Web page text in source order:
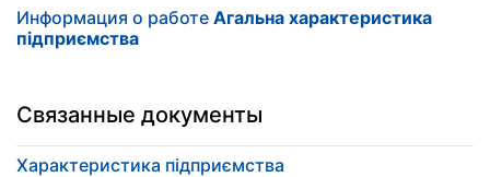
Информация о работе Агальна характеристика
підприємства
Связанные документы
Характеристика підприємства